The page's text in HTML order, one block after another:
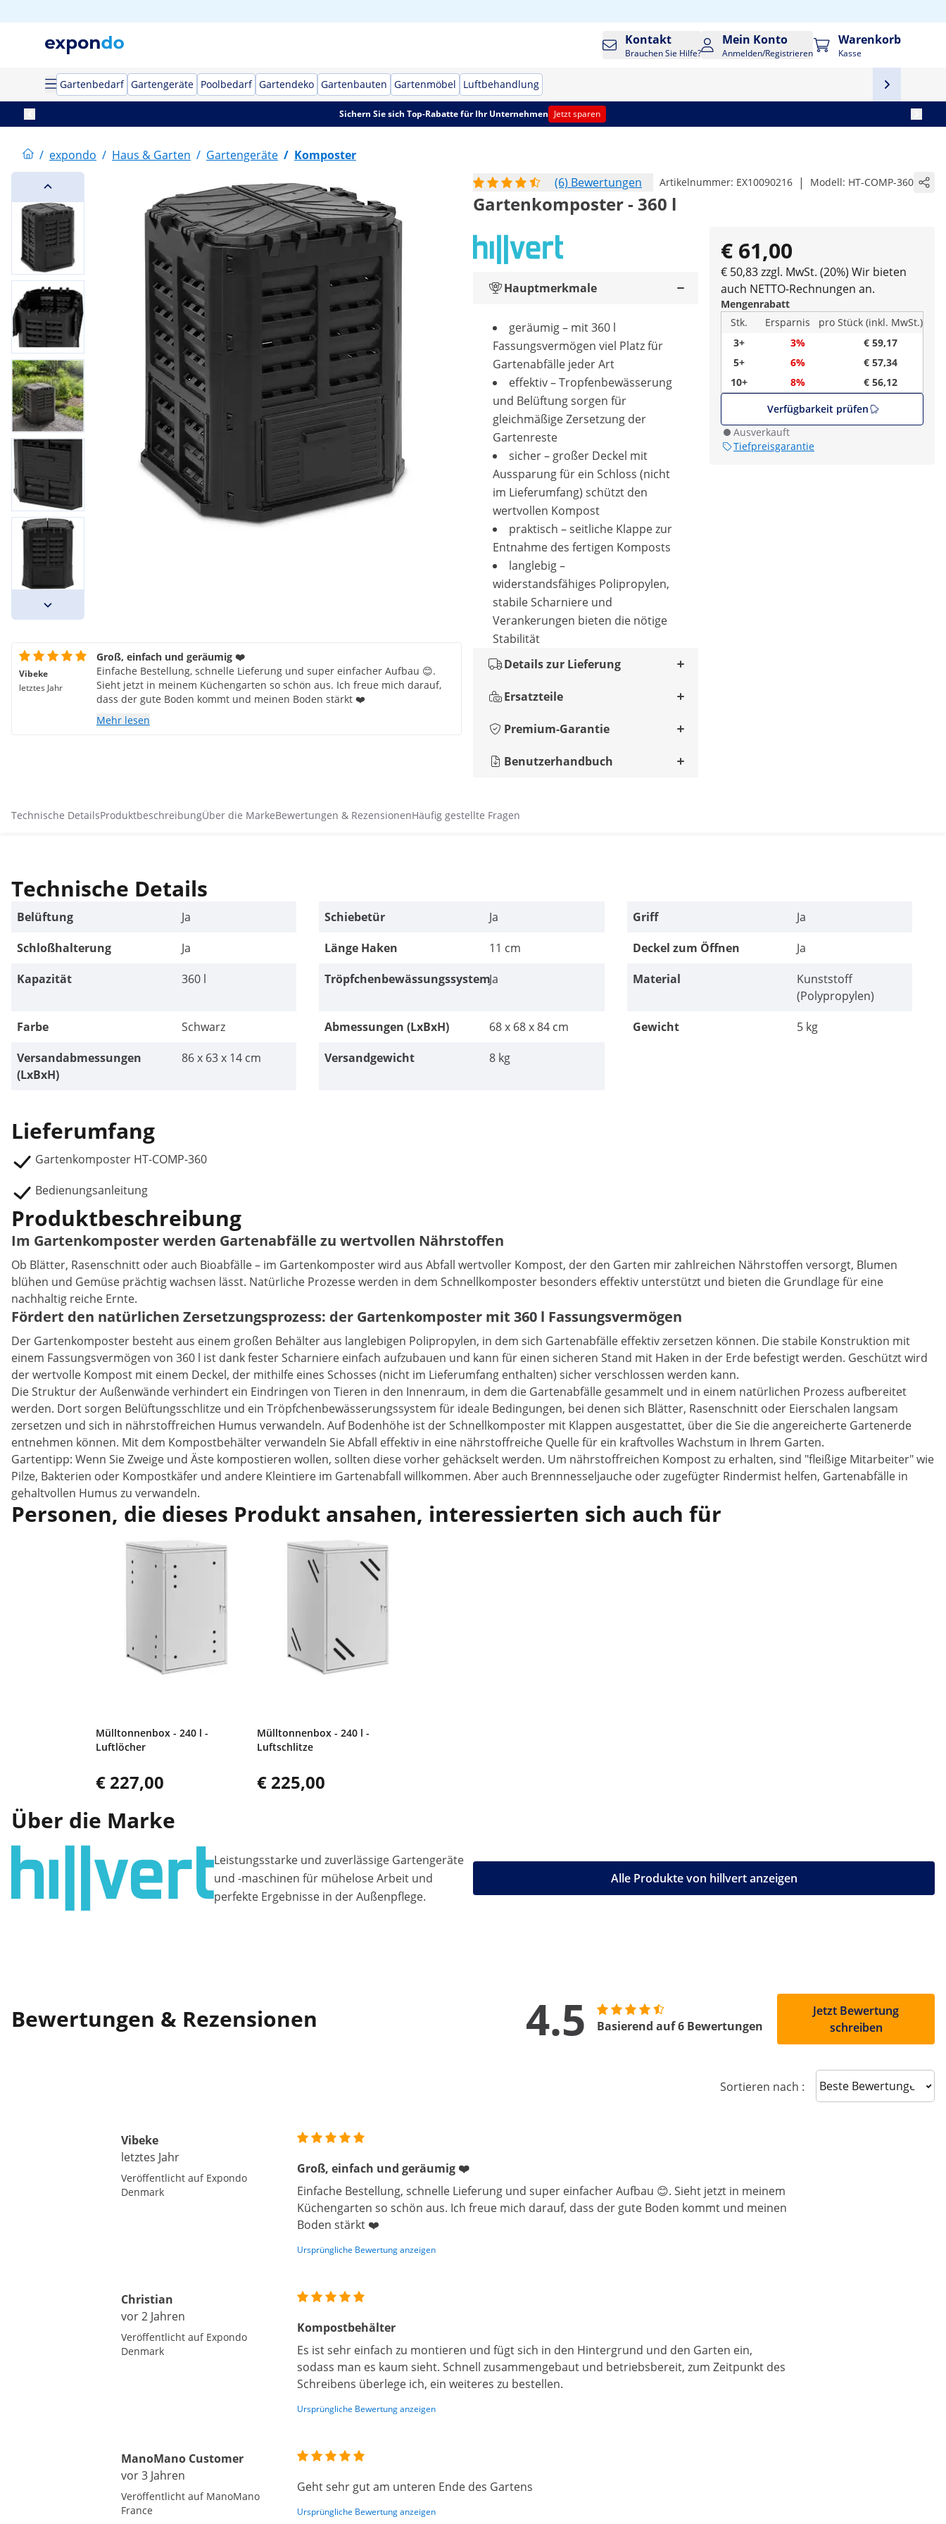
Kontakt
Brauchen Sie Hilfe?
Mein Konto
Anmelden/Registrieren
Warenkorb
Kasse
Gartenbedarf Gartengeräte Poolbedarf Gartendeko Gartenbauten Gartenmöbel Luftbehandlung
Sichern Sie sich Top-Rabatte für Ihr Unternehmen Jetzt sparen
/ expondo / Haus & Garten / Gartengeräte / Komposter
(6) Bewertungen
Artikelnummer: EX10090216 | Modell: HT-COMP-360
Gartenkomposter - 360 l
€ 61,00
€ 50,83 zzgl. MwSt. (20%) Wir bieten
auch NETTO-Rechnungen an.
Mengenrabatt
Stk.
Ersparnis
pro Stück (inkl. MwSt.)
3+
3%
€ 59,17
5+
6%
€ 57,34
10+
8%
€ 56,12
Verfügbarkeit prüfen
Ausverkauft
Tiefpreisgarantie
Hauptmerkmale
geräumig – mit 360 l
Fassungsvermögen viel Platz für
Gartenabfälle jeder Art
effektiv – Tropfenbewässerung
und Belüftung sorgen für
gleichmäßige Zersetzung der
Gartenreste
sicher – großer Deckel mit
Aussparung für ein Schloss (nicht
im Lieferumfang) schützt den
wertvollen Kompost
praktisch – seitliche Klappe zur
Entnahme des fertigen Komposts
langlebig –
widerstandsfähiges Polipropylen,
stabile Scharniere und
Verankerungen bieten die nötige
Stabilität
Details zur Lieferung
Ersatzteile
Premium-Garantie
Benutzerhandbuch
Vibeke
letztes Jahr
Groß, einfach und geräumig ❤️
Einfache Bestellung, schnelle Lieferung und super einfacher Aufbau 😊.
Sieht jetzt in meinem Küchengarten so schön aus. Ich freue mich darauf,
dass der gute Boden kommt und meinen Boden stärkt ❤️
Mehr lesen
Technische DetailsProduktbeschreibungÜber die MarkeBewertungen & RezensionenHäufig gestellte Fragen
Technische Details
Belüftung Ja Schiebetür Ja Griff
Ja
Schloßhalterung
Ja Länge Haken 11 cm Deckel zum Öffnen
Ja
Kapazität
360 l TröpfchenbewässungssystemJa Material
Kunststoff
(Polypropylen)
Farbe
Schwarz Abmessungen (LxBxH) 68 x 68 x 84 cm Gewicht
5 kg
Versandabmessungen
(LxBxH)
86 x 63 x 14 cm Versandgewicht 8 kg
Lieferumfang
Gartenkomposter HT-COMP-360
Bedienungsanleitung
Produktbeschreibung
Im Gartenkomposter werden Gartenabfälle zu wertvollen Nährstoffen
Ob Blätter, Rasenschnitt oder auch Bioabfälle – im Gartenkomposter wird aus Abfall wertvoller Kompost, der den Garten mir zahlreichen Nährstoffen versorgt, Blumen
blühen und Gemüse prächtig wachsen lässt. Natürliche Prozesse werden in dem Schnellkomposter besonders effektiv unterstützt und bieten die Grundlage für eine
nachhaltig reiche Ernte.
Fördert den natürlichen Zersetzungsprozess: der Gartenkomposter mit 360 l Fassungsvermögen
Der Gartenkomposter besteht aus einem großen Behälter aus langlebigen Polipropylen, in dem sich Gartenabfälle effektiv zersetzen können. Die stabile Konstruktion mit
einem Fassungsvermögen von 360 l ist dank fester Scharniere einfach aufzubauen und kann für einen sicheren Stand mit Haken in der Erde befestigt werden. Geschützt wird
der wertvolle Kompost mit einem Deckel, der mithilfe eines Schosses (nicht im Lieferumfang enthalten) sicher verschlossen werden kann.
Die Struktur der Außenwände verhindert ein Eindringen von Tieren in den Innenraum, in dem die Gartenabfälle gesammelt und in einem natürlichen Prozess aufbereitet
werden. Dort sorgen Belüftungsschlitze und ein Tröpfchenbewässerungssystem für ideale Bedingungen, bei denen sich Blätter, Rasenschnitt oder Eierschalen langsam
zersetzen und sich in nährstoffreichen Humus verwandeln. Auf Bodenhöhe ist der Schnellkomposter mit Klappen ausgestattet, über die Sie die angereicherte Gartenerde
entnehmen können. Mit dem Kompostbehälter verwandeln Sie Abfall effektiv in eine nährstoffreiche Quelle für ein kraftvolles Wachstum in Ihrem Garten.
Gartentipp: Wenn Sie Zweige und Äste kompostieren wollen, sollten diese vorher gehäckselt werden. Um nährstoffreichen Kompost zu erhalten, sind "fleißige Mitarbeiter" wie
Pilze, Bakterien oder Kompostkäfer und andere Kleintiere im Gartenabfall willkommen. Aber auch Brennnesseljauche oder zugefügter Rindermist helfen, Gartenabfälle in
gehaltvollen Humus zu verwandeln.
Personen, die dieses Produkt ansahen, interessierten sich auch für
Mülltonnenbox - 240 l -
Luftlöcher
€ 227,00
Mülltonnenbox - 240 l -
Luftschlitze
€ 225,00
Über die Marke
Leistungsstarke und zuverlässige Gartengeräte
und -maschinen für mühelose Arbeit und
perfekte Ergebnisse in der Außenpflege.
Alle Produkte von hillvert anzeigen
Bewertungen & Rezensionen 4.5 Basierend auf 6 Bewertungen
Jetzt Bewertung
schreiben
Sortieren nach : Sort reviews
Vibeke
letztes Jahr
Veröffentlicht auf Expondo
Denmark
Groß, einfach und geräumig ❤️
Einfache Bestellung, schnelle Lieferung und super einfacher Aufbau 😊. Sieht jetzt in meinem
Küchengarten so schön aus. Ich freue mich darauf, dass der gute Boden kommt und meinen
Boden stärkt ❤️
Ursprüngliche Bewertung anzeigen
Christian
vor 2 Jahren
Veröffentlicht auf Expondo
Denmark
Kompostbehälter
Es ist sehr einfach zu montieren und fügt sich in den Hintergrund und den Garten ein,
sodass man es kaum sieht. Schnell zusammengebaut und betriebsbereit, zum Zeitpunkt des
Schreibens überlege ich, ein weiteres zu bestellen.
Ursprüngliche Bewertung anzeigen
ManoMano Customer
vor 3 Jahren
Veröffentlicht auf ManoMano
France
Geht sehr gut am unteren Ende des Gartens
Ursprüngliche Bewertung anzeigen